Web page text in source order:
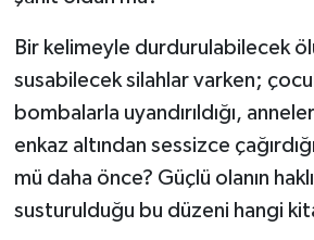
Bir kelimeyle durdurulabilecek
susabilecek silahlar varken;
bombalarla uyandırıldığı,
enkaz altından sessizce
mü daha önce? Güçlü olanın
susturulduğu bu düzeni hangi